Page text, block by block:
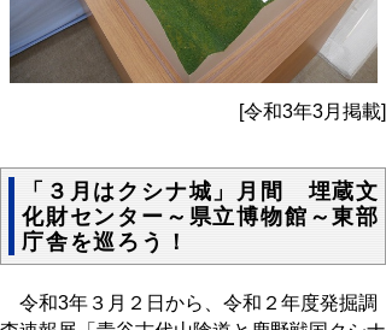
[令和3年3月掲載]
「３月はクシナ城」月間 埋蔵文
化財センター～県立博物館～東部
庁舎を巡ろう！
令和3年３月２日から、令和２年度発掘調